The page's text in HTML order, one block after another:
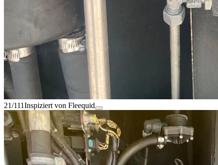
21/111Inspiziert von Fleequid